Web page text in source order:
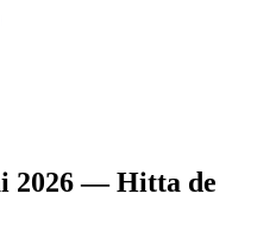
2026 — Hitta de